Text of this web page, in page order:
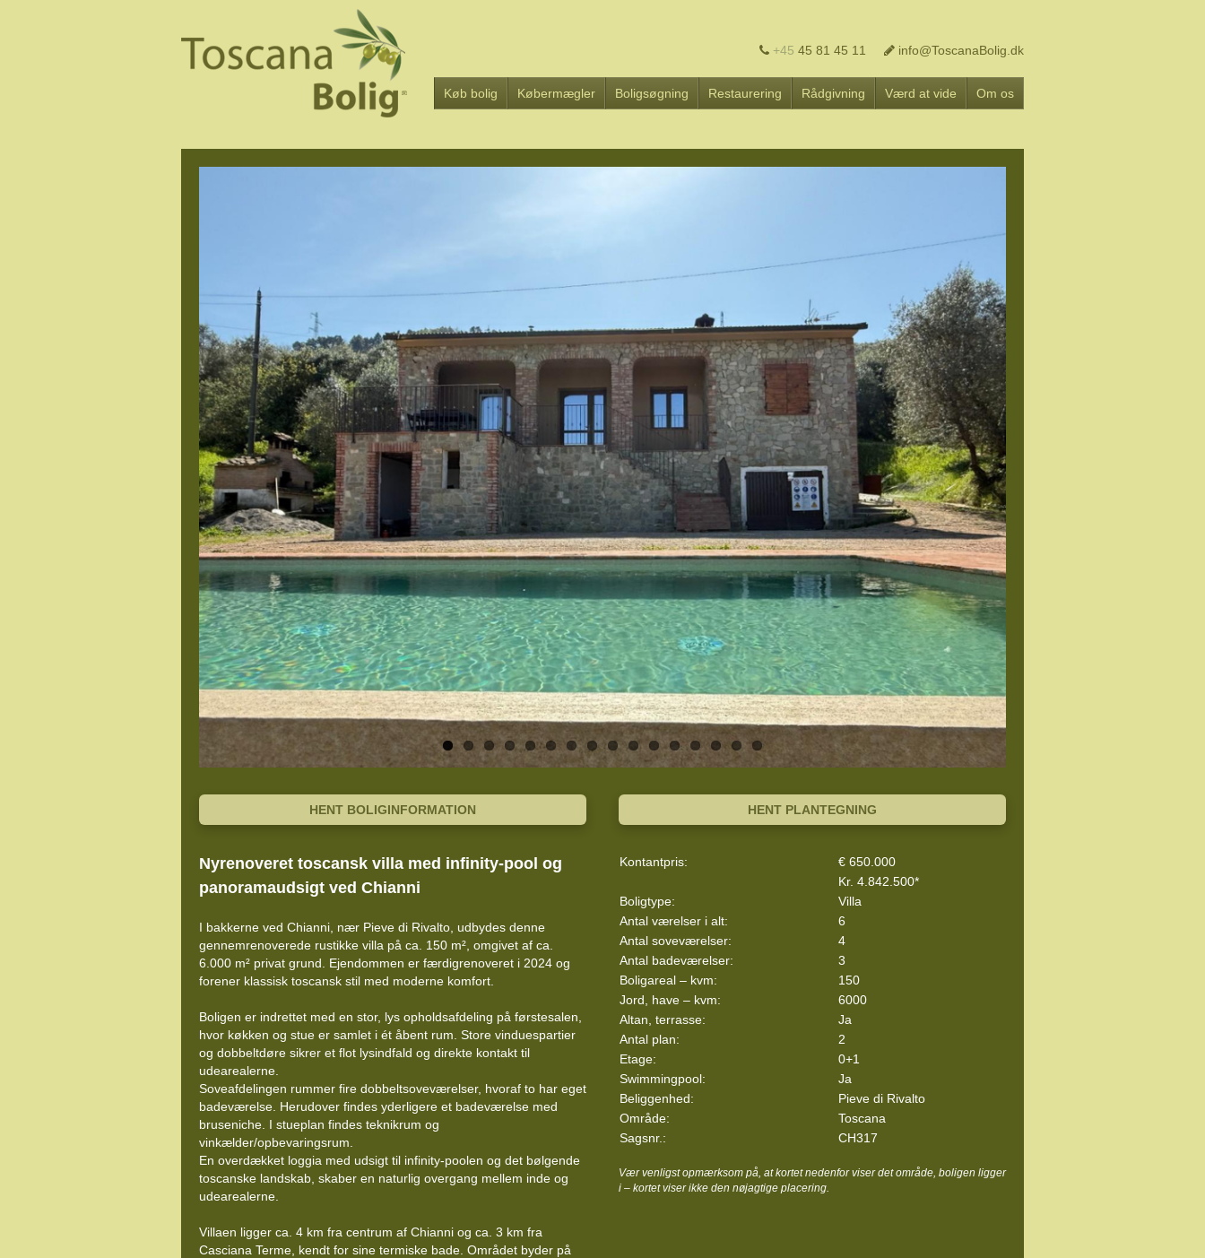
+45 45 81 45 11 info@ToscanaBolig.dk
Køb bolig Købermægler Boligsøgning Restaurering Rådgivning Værd at vide Om os
HENT BOLIGINFORMATION
Nyrenoveret toscansk villa med infinity-pool og
panoramaudsigt ved Chianni
I bakkerne ved Chianni, nær Pieve di Rivalto, udbydes denne
gennemrenoverede rustikke villa på ca. 150 m², omgivet af ca.
6.000 m² privat grund. Ejendommen er færdigrenoveret i 2024 og
forener klassisk toscansk stil med moderne komfort.
Boligen er indrettet med en stor, lys opholdsafdeling på førstesalen,
hvor køkken og stue er samlet i ét åbent rum. Store vinduespartier
og dobbeltdøre sikrer et flot lysindfald og direkte kontakt til
udearealerne.
Soveafdelingen rummer fire dobbeltsoveværelser, hvoraf to har eget
badeværelse. Herudover findes yderligere et badeværelse med
bruseniche. I stueplan findes teknikrum og
vinkælder/opbevaringsrum.
En overdækket loggia med udsigt til infinity-poolen og det bølgende
toscanske landskab, skaber en naturlig overgang mellem inde og
udearealerne.
Villaen ligger ca. 4 km fra centrum af Chianni og ca. 3 km fra
Casciana Terme, kendt for sine termiske bade. Området byder på
HENT PLANTEGNING
Kontantpris:
€ 650.000
Kr. 4.842.500*
Boligtype:
Villa
Antal værelser i alt:
6
Antal soveværelser:
4
Antal badeværelser:
3
Boligareal – kvm:
150
Jord, have – kvm:
6000
Altan, terrasse:
Ja
Antal plan:
2
Etage:
0+1
Swimmingpool:
Ja
Beliggenhed:
Pieve di Rivalto
Område:
Toscana
Sagsnr.:
CH317
Vær venligst opmærksom på, at kortet nedenfor viser det område, boligen ligger
i – kortet viser ikke den nøjagtige placering.